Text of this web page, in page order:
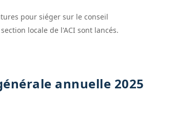
pour siéger sur le conseil
locale de l'ACI sont lancés.
annuelle 2025